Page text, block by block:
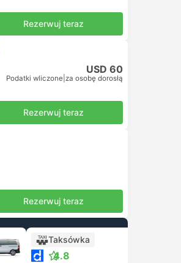
Rezerwuj teraz
USD 60
Podatki wliczone za osobę dorosłą
Rezerwuj teraz
Rezerwuj teraz
Taksówka
4.8